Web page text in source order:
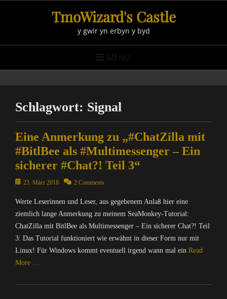
TmoWizard's Castle
y gwir yn erbyn y byd
MENU
Schlagwort: Signal
Eine Anmerkung zu „#ChatZilla mit
#BitlBee als #Multimessenger – Ein
sicherer #Chat?! Teil 3“
Posted23. März 2018 2 Comments
Werte Leserinnen und Leser, aus gegebenem Anlaß hier eine
ziemlich lange Anmerkung zu meinem SeaMonkey-Tutorial:
ChatZilla mit BitlBee als Multimessenger – Ein sicherer Chat?! Teil
3: Das Tutorial funktioniert wie erwähnt in dieser Form nur mit
Linux! Für Windows kommt eventuell irgend wann mal ein Read
More …
Categories